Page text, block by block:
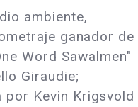
ambiente,
ganador de
Word Sawalmen"
Giraudie;
por Kevin Krigsvold